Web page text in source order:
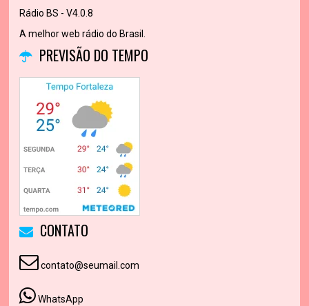
Rádio BS - V4.0.8
A melhor web rádio do Brasil.
PREVISÃO DO TEMPO
CONTATO
contato@seumail.com
WhatsApp